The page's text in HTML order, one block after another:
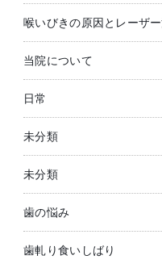
喉いびきの原因とレーザ
当院について
日常
未分類
未分類
歯の悩み
歯軋り食いしばり